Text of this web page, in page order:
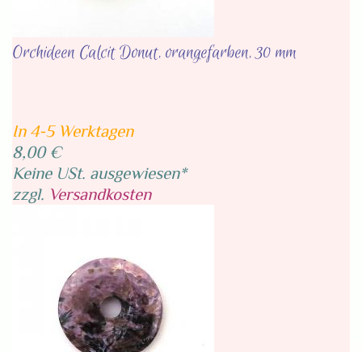
Orchideen Calcit Donut, orangefarben, 30 mm
In 4-5 Werktagen
8,00 €
Keine USt. ausgewiesen*
zzgl. Versandkosten